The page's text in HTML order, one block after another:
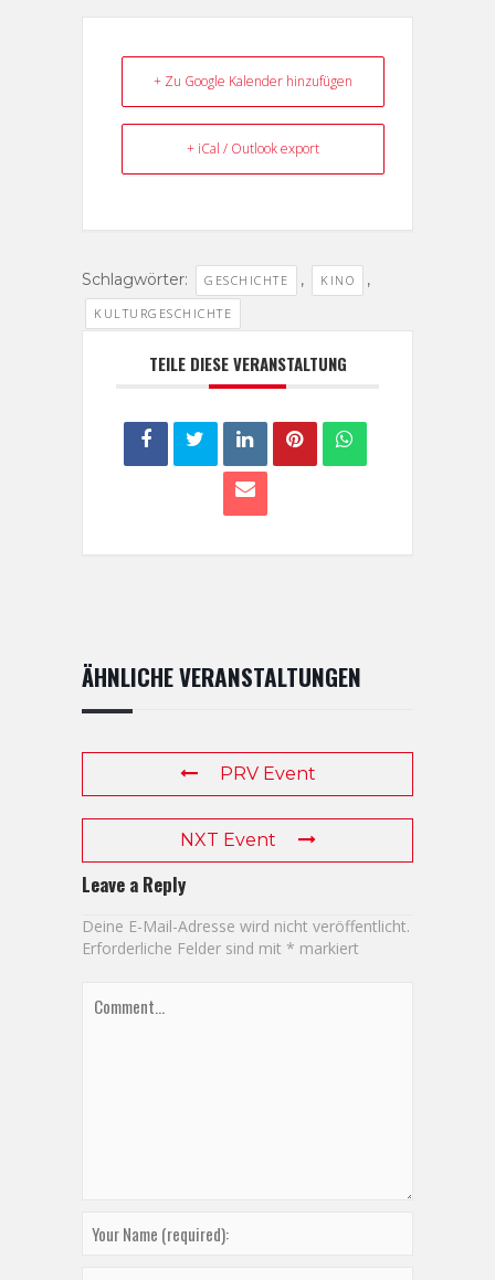
+ Zu Google Kalender hinzufügen
+ iCal / Outlook export
Schlagwörter: GESCHICHTE , KINO ,
KULTURGESCHICHTE
TEILE DIESE VERANSTALTUNG
ÄHNLICHE VERANSTALTUNGEN
PRV Event
NXT Event
Leave a Reply
Deine E-Mail-Adresse wird nicht veröffentlicht.
Erforderliche Felder sind mit * markiert